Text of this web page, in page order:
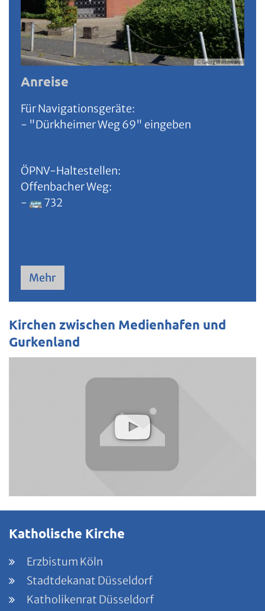
© Georg Wiesemann
Anreise
Für Navigationsgeräte:
- "Dürkheimer Weg 69" eingeben
ÖPNV-Haltestellen:
Offenbacher Weg:
- 🚌 732
Mehr
Kirchen zwischen Medienhafen und
Gurkenland
Katholische Kirche
Erzbistum Köln
Stadtdekanat Düsseldorf
Katholikenrat Düsseldorf